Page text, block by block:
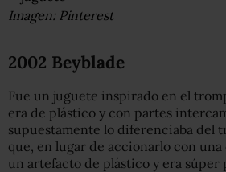
Imagen: Pinterest
2002 Beyblade
Fue un juguete inspirado en el
era de plástico y con partes
supuestamente lo diferenciaba del
que, en lugar de accionarlo con
un artefacto de plástico y era súper